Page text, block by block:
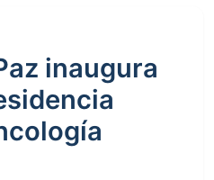
inaugura